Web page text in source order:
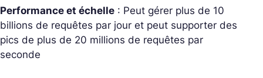
Performance et échelle : Peut gérer plus de 10
billions de requêtes par jour et peut supporter des
pics de plus de 20 millions de requêtes par
seconde